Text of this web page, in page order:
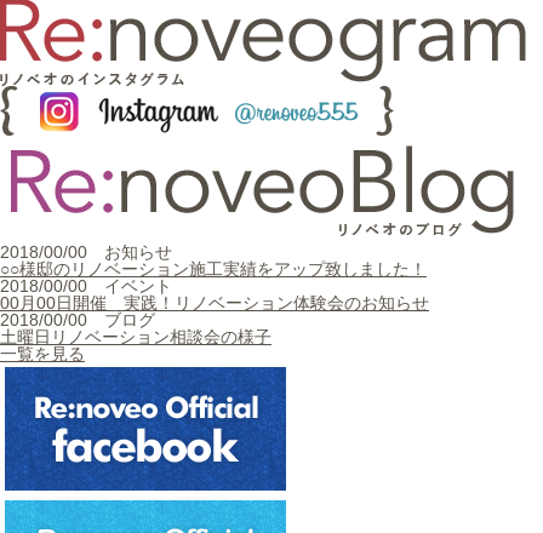
2018/00/00 お知らせ
○○様邸のリノベーション施工実績をアップ致しました！
2018/00/00 イベント
00月00日開催 実践！リノベーション体験会のお知らせ
2018/00/00 ブログ
土曜日リノベーション相談会の様子
一覧を見る